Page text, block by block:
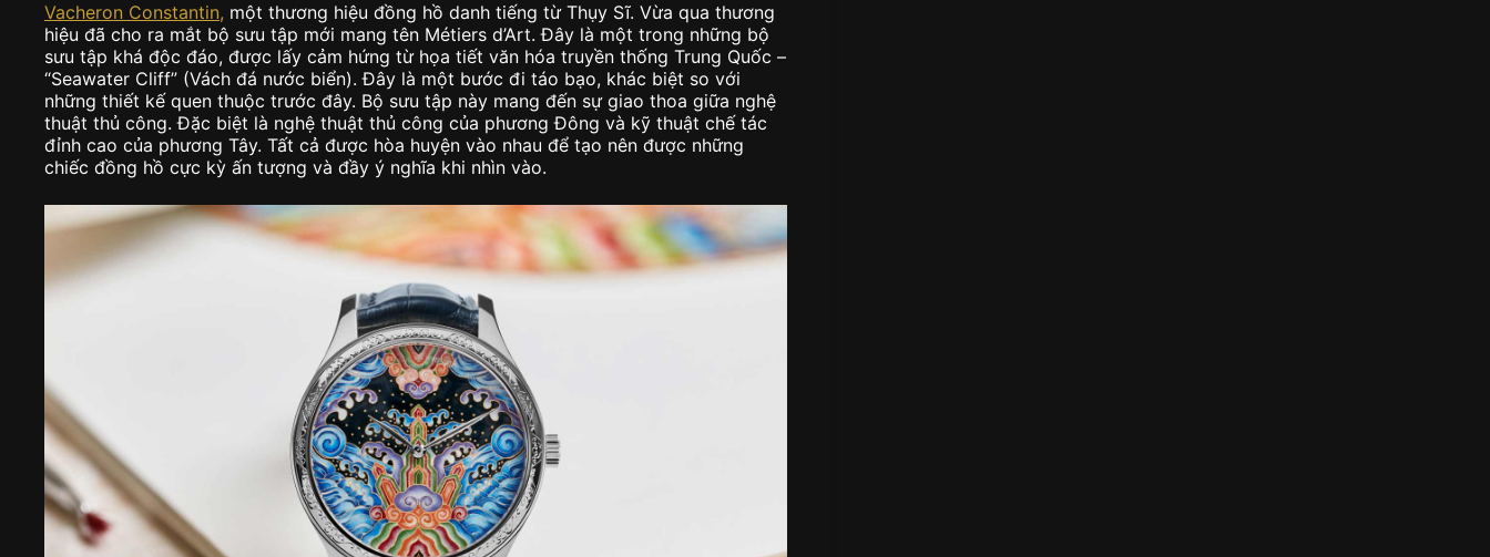
Vacheron Constantin, một thương hiệu đồng hồ danh tiếng từ Thụy Sĩ. Vừa qua thương
hiệu đã cho ra mắt bộ sưu tập mới mang tên Métiers d’Art. Đây là một trong những bộ
sưu tập khá độc đáo, được lấy cảm hứng từ họa tiết văn hóa truyền thống Trung Quốc –
“Seawater Cliff” (Vách đá nước biển). Đây là một bước đi táo bạo, khác biệt so với
những thiết kế quen thuộc trước đây. Bộ sưu tập này mang đến sự giao thoa giữa nghệ
thuật thủ công. Đặc biệt là nghệ thuật thủ công của phương Đông và kỹ thuật chế tác
đỉnh cao của phương Tây. Tất cả được hòa huyện vào nhau để tạo nên được những
chiếc đồng hồ cực kỳ ấn tượng và đầy ý nghĩa khi nhìn vào.